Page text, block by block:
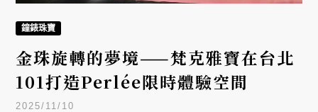
鐘錶珠寶
金珠旋轉的夢境——梵克雅寶在台北
101打造Perlée限時體驗空間
2025/11/10